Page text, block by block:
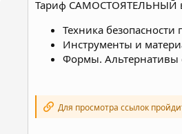
Тариф САМОСТОЯТЕЛЬНЫЙ
Техника безопасности
Инструменты и
Формы. Альтернативы
Для просмотра ссылок